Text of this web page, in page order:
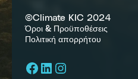
©Climate KIC 2024
Όροι & Προϋποθέσεις
Πολιτική απορρήτου
Facebook
LinkedIn
Instagram